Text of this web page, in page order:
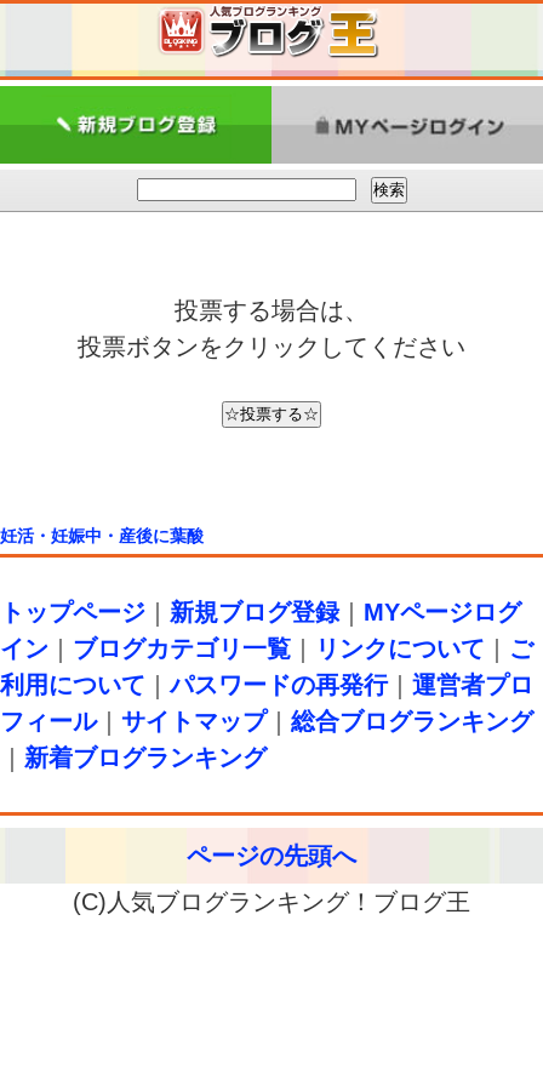
投票する場合は、
投票ボタンをクリックしてください
妊活・妊娠中・産後に葉酸
トップページ 新規ブログ登録｜ MYページログ
イン
ブログカテゴリ一覧 リンクについて
ご
利用について ｜パスワードの再発行｜ 運営者プロ
フィール｜ サイトマップ｜ 総合ブログランキング
新着ブログランキング
ページの先頭へ
(C)人気ブログランキング！ブログ王